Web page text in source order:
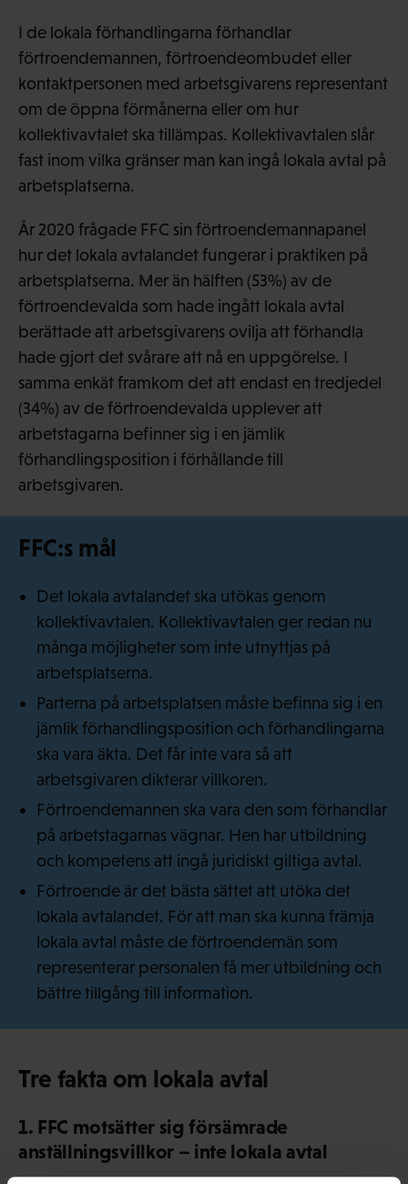
I de lokala förhandlingarna förhandlar
förtroendemannen, förtroendeombudet eller
kontaktpersonen med arbetsgivarens representant
om de öppna förmånerna eller om hur
kollektivavtalet ska tillämpas. Kollektivavtalen slår
fast inom vilka gränser man kan ingå lokala avtal på
arbetsplatserna.
År 2020 frågade FFC sin förtroendemannapanel
hur det lokala avtalandet fungerar i praktiken på
arbetsplatserna. Mer än hälften (53%) av de
förtroendevalda som hade ingått lokala avtal
berättade att arbetsgivarens ovilja att förhandla
hade gjort det svårare att nå en uppgörelse. I
samma enkät framkom det att endast en tredjedel
(34%) av de förtroendevalda upplever att
arbetstagarna befinner sig i en jämlik
förhandlingsposition i förhållande till
arbetsgivaren.
FFC:s mål
Det lokala avtalandet ska utökas genom
kollektivavtalen. Kollektivavtalen ger redan nu
många möjligheter som inte utnyttjas på
arbetsplatserna.
Parterna på arbetsplatsen måste befinna sig i en
jämlik förhandlingsposition och förhandlingarna
ska vara äkta. Det får inte vara så att
arbetsgivaren dikterar villkoren.
Förtroendemannen ska vara den som förhandlar
på arbetstagarnas vägnar. Hen har utbildning
och kompetens att ingå juridiskt giltiga avtal.
Förtroende är det bästa sättet att utöka det
lokala avtalandet. För att man ska kunna främja
lokala avtal måste de förtroendemän som
representerar personalen få mer utbildning och
bättre tillgång till information.
Tre fakta om lokala avtal
1. FFC motsätter sig försämrade
anställningsvillkor – inte lokala avtal